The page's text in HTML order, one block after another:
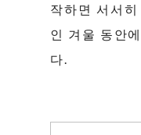
작하면 서서
인 겨울 동안
다.